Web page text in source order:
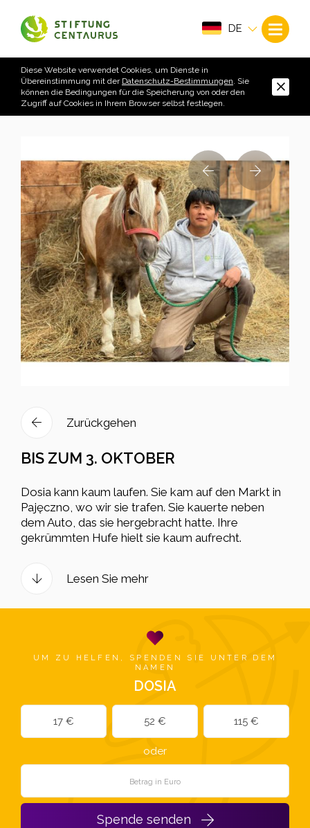
DE
Diese Website verwendet Cookies, um Dienste in
Übereinstimmung mit der Datenschutz-Bestimmungen. Sie
können die Bedingungen für die Speicherung von oder den
Zugriff auf Cookies in Ihrem Browser selbst festlegen.
Zurückgehen
BIS ZUM 3. OKTOBER
Dosia kann kaum laufen. Sie kam auf den Markt in
Pajęczno, wo wir sie trafen. Sie kauerte neben
dem Auto, das sie hergebracht hatte. Ihre
gekrümmten Hufe hielt sie kaum aufrecht.
Lesen Sie mehr
UM ZU HELFEN, SPENDEN SIE UNTER DEM
NAMEN
DOSIA
17 € 52 € 115 €
oder
Spende senden